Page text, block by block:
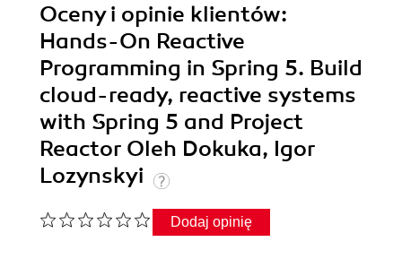
Oceny i opinie klientów:
Hands-On Reactive
Programming in Spring 5. Build
cloud-ready, reactive systems
with Spring 5 and Project
Reactor Oleh Dokuka, Igor
Lozynskyi
Dodaj opinię